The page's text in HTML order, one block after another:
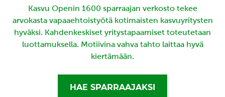
Kasvu Openin 1600 sparraajan verkosto tekee
arvokasta vapaaehtoistyötä kotimaisten kasvuyritysten
hyväksi. Kahdenkeskiset yritystapaamiset toteutetaan
luottamuksella. Motiivina vahva tahto laittaa hyvä
kiertämään.
HAE SPARRAAJAKSI